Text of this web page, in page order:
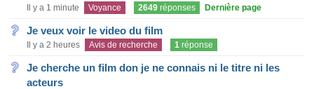
Il y a 1 minute Voyance 2649 réponses Dernière page
Je veux voir le video du film
Il y a 2 heures Avis de recherche 1 réponse
Je cherche un film don je ne connais ni le titre ni les
acteurs